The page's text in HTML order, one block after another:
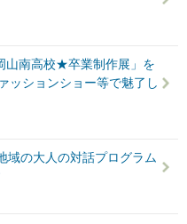
山南高校★卒業制作展」を
ッションショー等で魅了し
域の大人の対話プログラム